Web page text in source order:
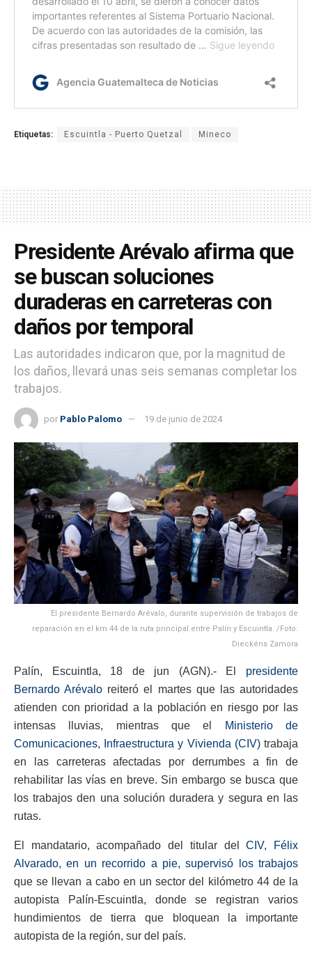
Etiquetas: Escuintla - Puerto Quetzal Mineco
Presidente Arévalo afirma que
se buscan soluciones
duraderas en carreteras con
daños por temporal
Las autoridades indicaron que, por la magnitud de
los daños, llevará unas seis semanas completar los
trabajos.
por Pablo Palomo 19 de junio de 2024
El presidente Bernardo Arévalo, durante supervisión de trabajos de
reparación en el km 44 de la ruta principal entre Palín y Escuintla. /Foto:
Dieckéns Zamora
Palín, Escuintla, 18 de jun (AGN).- El presidente
Bernardo Arévalo reiteró el martes que las autoridades
atienden con prioridad a la población en riesgo por las
intensas lluvias, mientras que el
Ministerio de
Comunicaciones, Infraestructura y Vivienda (CIV)trabaja
en las carreteras afectadas por derrumbes a fin de
rehabilitar las vías en breve. Sin embargo se busca que
los trabajos den una solución duradera y segura en las
rutas.
El mandatario, acompañado del titular delCIV, Félix
Alvarado, en un recorrido a pie, supervisó los trabajos
que se llevan a cabo en un sector del kilómetro 44 de la
autopista Palín-Escuintla, donde se registran varios
hundimientos de tierra que bloquean la importante
autopista de la región, sur del país.